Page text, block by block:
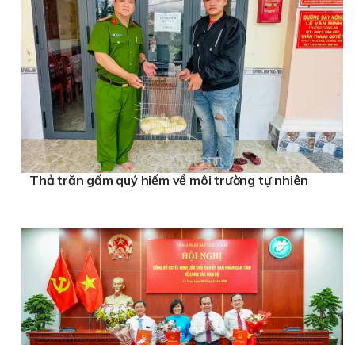
Thả trăn gấm quý hiếm về môi trường tự nhiên